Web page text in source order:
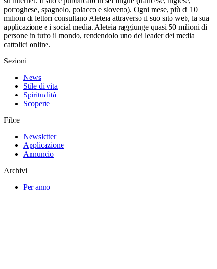
portoghese, spagnolo, polacco e sloveno). Ogni mese, più di 10
milioni di lettori consultano Aleteia attraverso il suo sito web, la sua
applicazione e i social media. Aleteia raggiunge quasi 50 milioni di
persone in tutto il mondo, rendendolo uno dei leader dei media
cattolici online.
Sezioni
News
Stile di vita
Spiritualità
Scoperte
Fibre
Newsletter
Applicazione
Annuncio
Archivi
Per anno